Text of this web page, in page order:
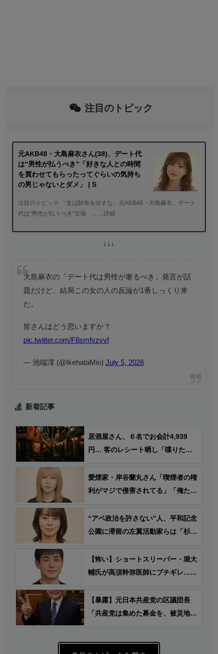
注目のトピック
元AKB48・大島麻衣さん(38)、デート代
は“男性が払うべき”「好きな人との時間
を買わせてもらったってぐらいの気持ち
の男じゃないとダメ」 | S
注目のトピック 「女は財布を出すな」元AKB48・大島麻衣、デート
代は“男性が払うべき”主張 ... …詳細
↓↓↓
大島麻衣の「デート代は男性が奢るべき」発言が話
題だけど、結局この女の人の反論が1番しっくり来
た。
皆さんはどう思いますか？
pic.twitter.com/F8smfvzvvf
— 池端澪 (@IkehataMio) July 5, 2026
新着記事
居酒屋さん、６名でお会計4,939
円… 客のレシート晒し「喋りたい
愛煙家・岸谷蘭丸さん「喫煙者の権
利がマジで侵害されてる」「俺たち
“アベ政治を許さない”人、平和記念
公園に滞留の左翼活動家らは「杉田
になる」→ 杉田水脈氏「私が消え
ればいいの？」
【怖い】ショートスリーパー・堀大
輔氏が高須幹弥医師にブチギレ…
【暴露】元日本共産党の区議団長
「共産党は集めた募金を、被災地に
被災地での共産党の活動に使う」